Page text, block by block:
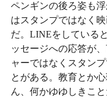
ペンギンの後ろ姿も
はスタンプではなく
だ。LINEをしている
ッセージへの応答が
ャーではなくスタン
とがある。教育とか
ん、何かゆゆしきこ